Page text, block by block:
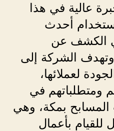
عالية في هذا
أحدث
الكشف عن
الشركة إلى
لعملائها،
ومتطلباتهم في
بمكة، وهي
للقيام بأعمال